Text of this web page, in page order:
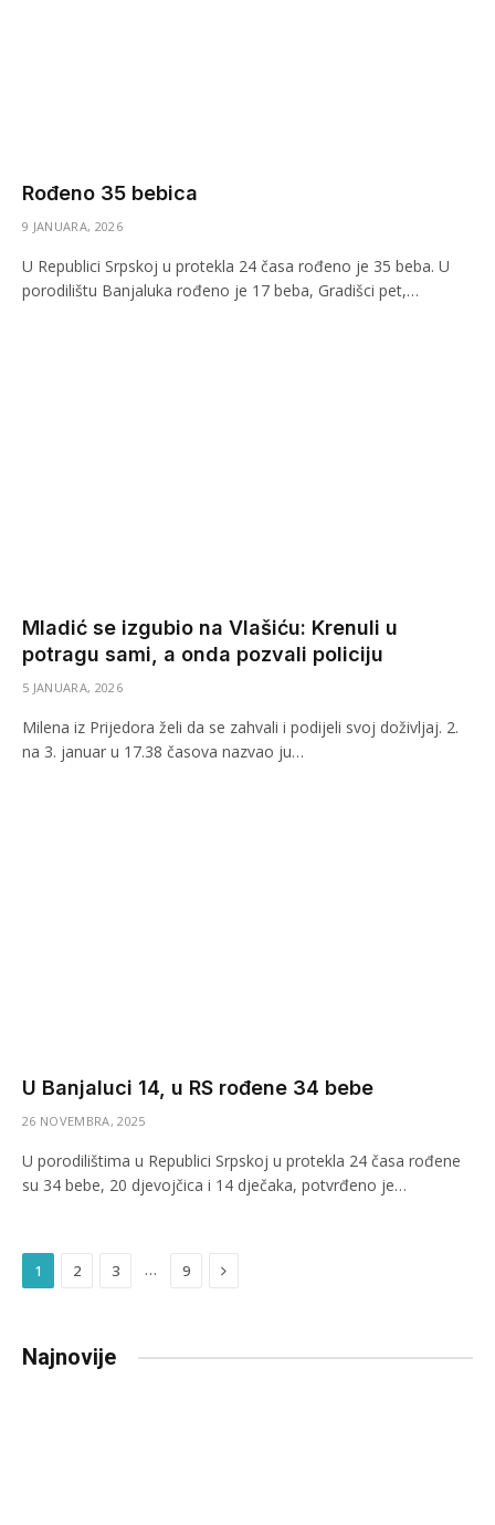
Rođeno 35 bebica
9 JANUARA, 2026
U Republici Srpskoj u protekla 24 časa rođeno je 35 beba. U
porodilištu Banjaluka rođeno je 17 beba, Gradišci pet,…
Mladić se izgubio na Vlašiću: Krenuli u
potragu sami, a onda pozvali policiju
5 JANUARA, 2026
Milena iz Prijedora želi da se zahvali i podijeli svoj doživljaj. 2.
na 3. januar u 17.38 časova nazvao ju…
U Banjaluci 14, u RS rođene 34 bebe
26 NOVEMBRA, 2025
U porodilištima u Republici Srpskoj u protekla 24 časa rođene
su 34 bebe, 20 djevojčica i 14 dječaka, potvrđeno je…
1 2 3 … 9 Next
Najnovije